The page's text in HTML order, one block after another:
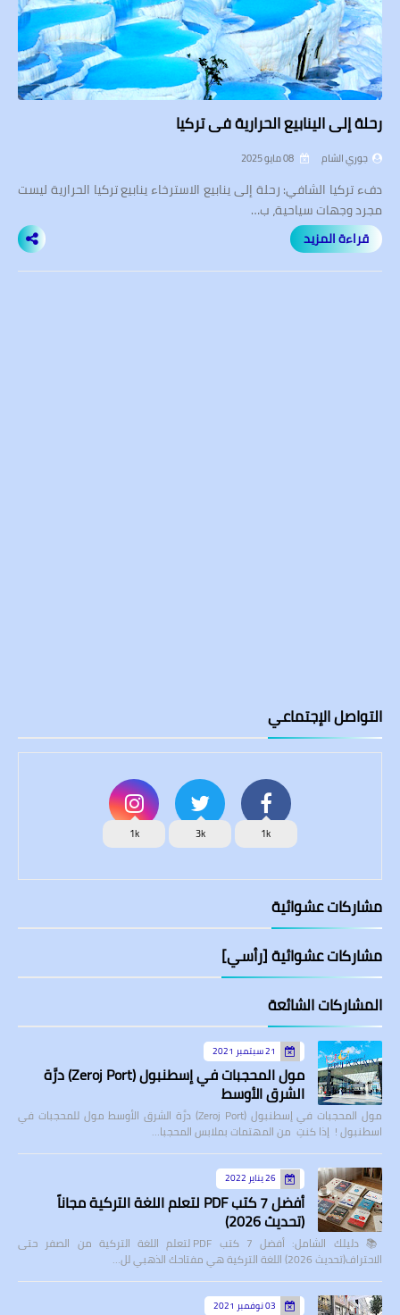
رحلة إلى الينابيع الحرارية في تركيا
جوري الشام
دفء تركيا الشافي: رحلة إلى ينابيع الاسترخاء ينابيع تركيا الحرارية ليست
مجرد وجهات سياحية، ب…
قراءة المزيد
التواصل الإجتماعي
1k
3k
1k
مشاركات عشوائية
مشاركات عشوائية [رأسي]
المشاركات الشائعة
21 سبتمبر 2021
مول المحجبات في إسطنبول (Zeroj Port) درَّة
الشرق الأوسط
مول المحجبات في إسطنبول (Zeroj Port) درَّة الشرق الأوسط مول للمحجبات في
اسطنبول ! إذا كنتِ من المهتمات بملابس المحجبا…
26 يناير 2022
أفضل 7 كتب PDF لتعلم اللغة التركية مجاناً
(تحديث 2026)
📚 دليلك الشامل: أفضل 7 كتب PDF لتعلم اللغة التركية من الصفر حتى
الاحتراف(تحديث 2026) اللغة التركية هي مفتاحك الذهبي لل…
03 نوفمبر 2021